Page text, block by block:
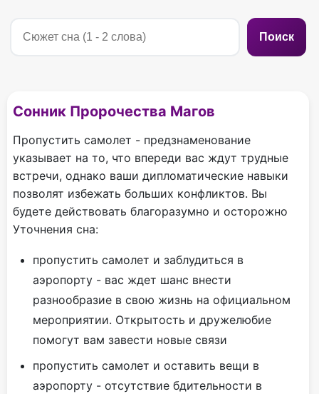
Поиск
Сонник Пророчества Магов
Пропустить самолет - предзнаменование
указывает на то, что впереди вас ждут трудные
встречи, однако ваши дипломатические навыки
позволят избежать больших конфликтов. Вы
будете действовать благоразумно и осторожно
Уточнения сна:
пропустить самолет и заблудиться в
аэропорту - вас ждет шанс внести
разнообразие в свою жизнь на официальном
мероприятии. Открытость и дружелюбие
помогут вам завести новые связи
пропустить самолет и оставить вещи в
аэропорту - отсутствие бдительности в